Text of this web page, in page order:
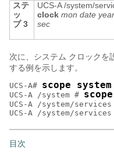
ステ
ッ
プ 3
UCS-A /system/
clock mon date
sec
次に、システム クロックを
する例を示します。
UCS-A# scope system
UCS-A /system #
UCS-A /system/
目次